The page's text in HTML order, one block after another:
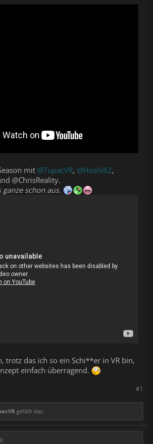
mit @TupacVR, @Hoshi82,
@ChrisReality.
schon aus.
trotz das ich so ein Schi**er in VR bin,
einfach überragend.
#1
gefällt das.